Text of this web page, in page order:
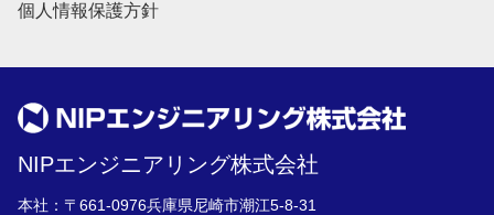
個人情報保護方針
NIPエンジニアリング株式会社
本社：〒661-0976兵庫県尼崎市潮江5-8-31